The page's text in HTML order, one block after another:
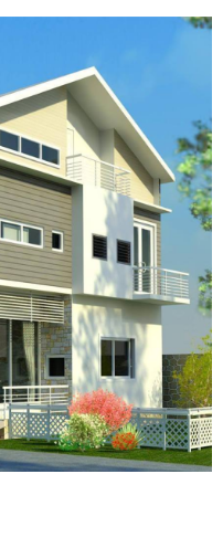
dựngnhà
hợp lý, khoa học:
gian sử dựng
tỷ lệ các phòng sẽ
không gian hài hòa